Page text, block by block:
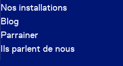
Nos installations
Blog
Parrainer
Ils parlent de nous